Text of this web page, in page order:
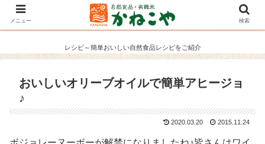
レシピ～簡単おいしい自然食品レシピをご紹介
おいしいオリーブオイルで簡単アヒージョ
♪
2020.03.20 2015.11.24
メニュー 検索